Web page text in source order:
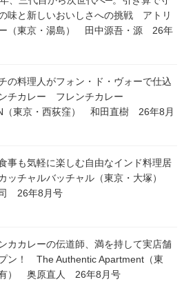
味と新しいおいしさへの挑戦 アトリ
（東京・湯島） 田中源吾・源 26年
の料理人がフォン・ド・ヴォーで仕込
チカレー フレンチカレー
（東京・西荻窪） 和田直樹 26年8月
事も気軽に楽しむ自由なインド料理居
ッチャルバッチャル（東京・大塚）
26年8月号
カカレーの伝道師、満を持して実店舗
ン！ The Authentic Apartment（東
） 奥原直人 26年8月号